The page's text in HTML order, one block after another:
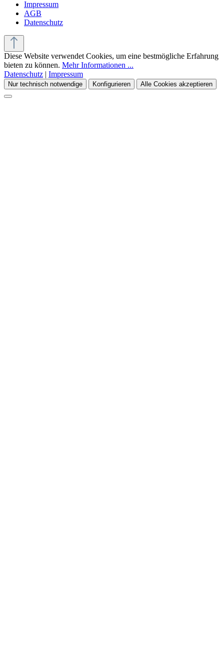
Impressum
AGB
Datenschutz
Diese Website verwendet Cookies, um eine bestmögliche Erfahrung
bieten zu können. Mehr Informationen ...
Datenschutz | Impressum
Nur technisch notwendige Konfigurieren Alle Cookies akzeptieren